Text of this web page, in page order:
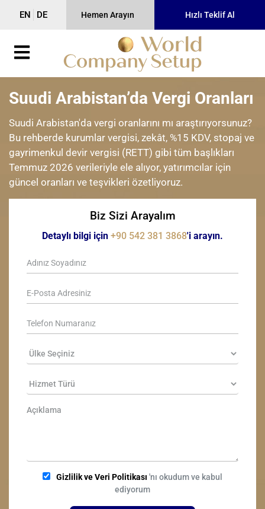
EN DE Hemen Arayın Hızlı Teklif Al
Suudi Arabistan’da Vergi Oranları
Suudi Arabistan'da vergi oranlarını mı araştırıyorsunuz?
Bu rehberde kurumlar vergisi, zekât, %15 KDV, stopaj ve
gayrimenkul devir vergisi (RETT) gibi tüm başlıkları
Temmuz 2026 verileriyle ele alıyor, yatırımcılar için
güncel oranları ve teşvikleri özetliyoruz.
Biz Sizi Arayalım
Detaylı bilgi için +90 542 381 3868'i arayın.
Gizlilik ve Veri Politikası 'nı okudum ve kabul
ediyorum